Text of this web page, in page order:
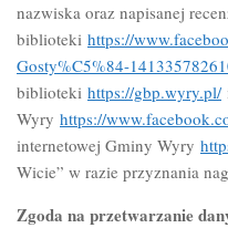
nazwiska oraz napisanej
biblioteki https://
Gosty%C5%84-
biblioteki https://gbp.wyry.pl/i
Wyry https://
internetowej Gminy Wyry
Wicie” w razie przyznania
Zgoda na przetwarzanie